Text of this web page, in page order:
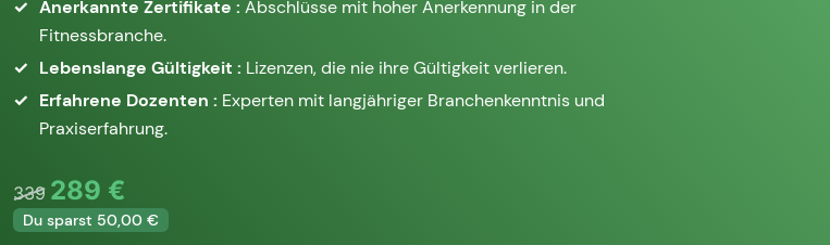
Anerkannte Zertifikate : Abschlüsse mit hoher Anerkennung in der
Fitnessbranche.
Lebenslange Gültigkeit : Lizenzen, die nie ihre Gültigkeit verlieren.
Erfahrene Dozenten : Experten mit langjähriger Branchenkenntnis und
Praxiserfahrung.
339 289 €
Du sparst 50,00 €